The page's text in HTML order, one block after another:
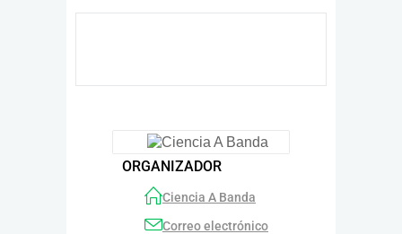
ORGANIZADOR
Ciencia A Banda
Correo electrónico